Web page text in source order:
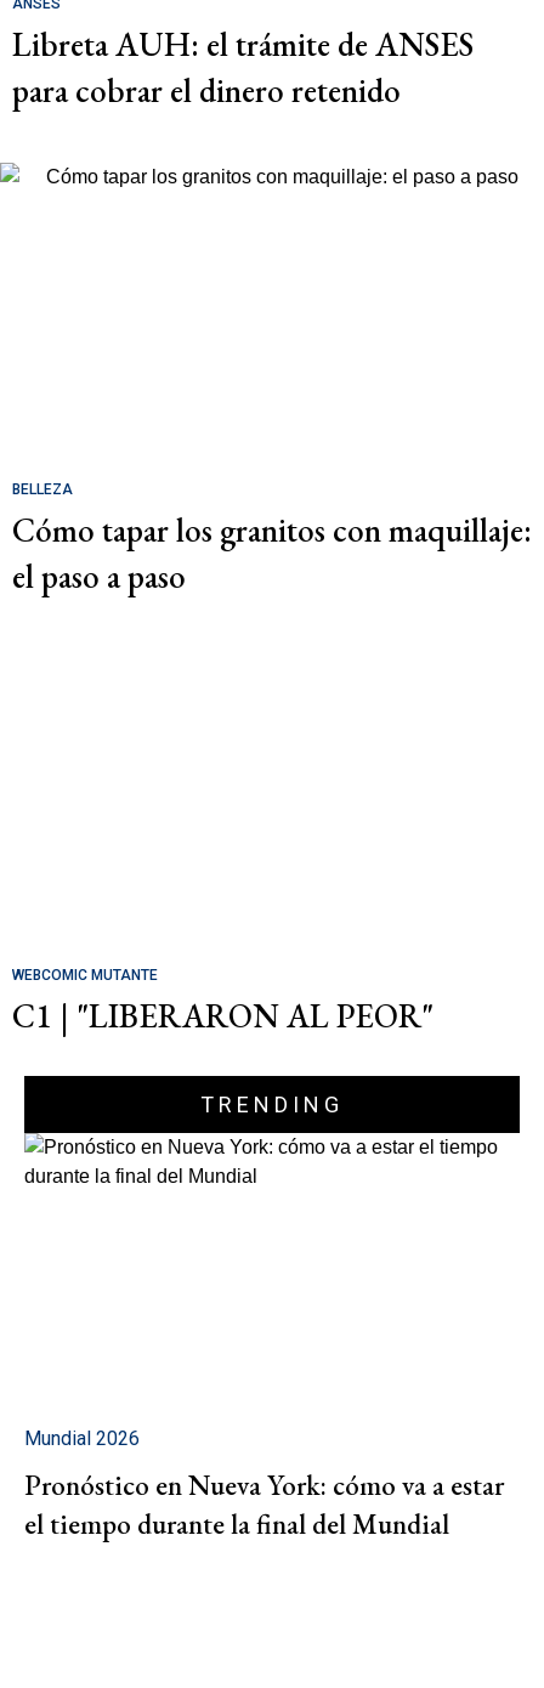
ANSES
Libreta AUH: el trámite de ANSES
para cobrar el dinero retenido
BELLEZA
Cómo tapar los granitos con maquillaje:
el paso a paso
WEBCOMIC MUTANTE
C1 | "LIBERARON AL PEOR"
TRENDING
Mundial 2026
Pronóstico en Nueva York: cómo va a estar
el tiempo durante la final del Mundial